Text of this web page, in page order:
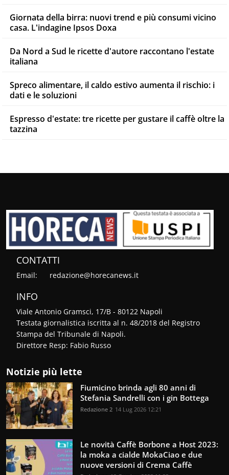
Giornata della birra: nuovi trend e più consumi vicino
casa. L'indagine Ipsos Doxa
Da Nord a Sud le ricette d'autore raccontano l'estate
italiana
Spreco alimentare, il caldo estivo aumenta il rischio: i
dati e le soluzioni
Espresso d'estate: tre ricette per gustare il caffè oltre la
tazzina
CONTATTI
Email: redazione@horecanews.it
INFO
Viale Antonio Gramsci, 17/B - 80122 Napoli
Testata giornalistica iscritta al n. 48/2018 del Registro
Stampa del Tribunale di Napoli.
Direttore Resp: Fabio Russo
Notizie più lette
Fiumicino brinda agli 80 anni di
Stefania Sandrelli con i gin Bottega
Redazione 2 14 Lug 2026 12:21
Le novità Caffè Borbone a Host 2023:
la moka a cialde MokaCiao e due
nuove versioni di Crema Caffè